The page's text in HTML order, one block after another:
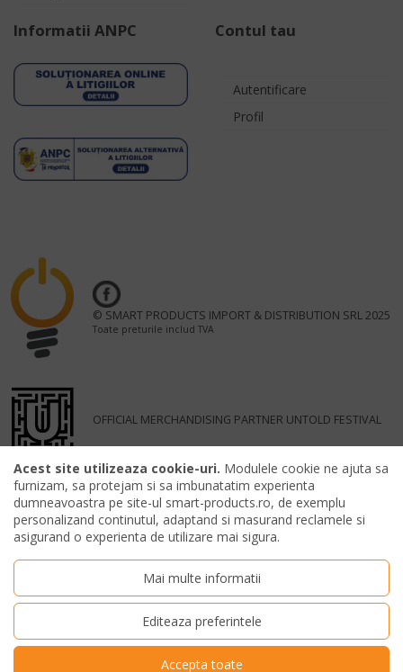
Informatii ANPC Contul tau
Autentificare
Profil
© SMART PRODUCTS IMPORT & DISTRIBUTION SRL 2025
Toate preturile includ TVA
OFFICIAL MERCHANDISING PARTNER UNTOLD FESTIVAL
Acest site utilizeaza cookie-uri. Modulele cookie ne ajuta sa
furnizam, sa protejam si sa imbunatatim experienta
dumneavoastra pe site-ul smart-products.ro, de exemplu
personalizand continutul, adaptand si masurand reclamele si
asigurand o experienta de utilizare mai sigura.
Mai multe informatii
Editeaza preferintele
Accepta toate